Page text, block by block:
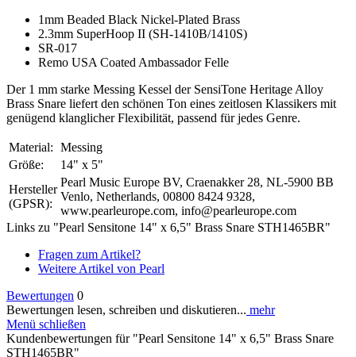
1mm Beaded Black Nickel-Plated Brass
2.3mm SuperHoop II (SH-1410B/1410S)
SR-017
Remo USA Coated Ambassador Felle
Der 1 mm starke Messing Kessel der SensiTone Heritage Alloy
Brass Snare liefert den schönen Ton eines zeitlosen Klassikers mit
genügend klanglicher Flexibilität, passend für jedes Genre.
Material: Messing
Größe:
14" x 5"
Hersteller
(GPSR):
Pearl Music Europe BV, Craenakker 28, NL-5900 BB
Venlo, Netherlands, 00800 8424 9328,
www.pearleurope.com, info@pearleurope.com
Links zu "Pearl Sensitone 14" x 6,5" Brass Snare STH1465BR"
Fragen zum Artikel?
Weitere Artikel von Pearl
Bewertungen 0
Bewertungen lesen, schreiben und diskutieren... mehr
Menü schließen
Kundenbewertungen für "Pearl Sensitone 14" x 6,5" Brass Snare
STH1465BR"